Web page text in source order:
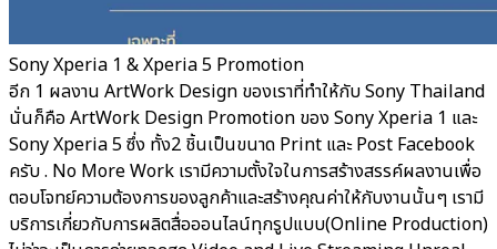
Sony Xperia 1 & Xperia 5 Promotion
อีก 1 ผลงาน ArtWork Design ของเราที่ทำให้กับ Sony Thailand
นั่นก็คือ ArtWork Design Promotion ของ Sony Xperia 1 และ
Sony Xperia 5 ซึ่ง ทั้ง2 ชิ้นเป็นขนาด Print และ Post Facebook
ครับ . No More Work เรามีความตั้งใจในการสร้างสรรค์ผลงานเพื่อ
ตอบโจทย์ความต้องการของลูกค้าและสร้างคุณค่าให้กับงานนั้นๆ เรามี
บริการเกี่ยวกับการผลิตสื่อออนไลน์ทุกรูปแบบ(Online Production)